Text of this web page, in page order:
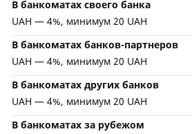
В банкоматах своего банка
UAH — 4%, минимум 20 UAH
В банкоматах банков-партнеров
UAH — 4%, минимум 20 UAH
В банкоматах других банков
UAH — 4%, минимум 20 UAH
В банкоматах за рубежом